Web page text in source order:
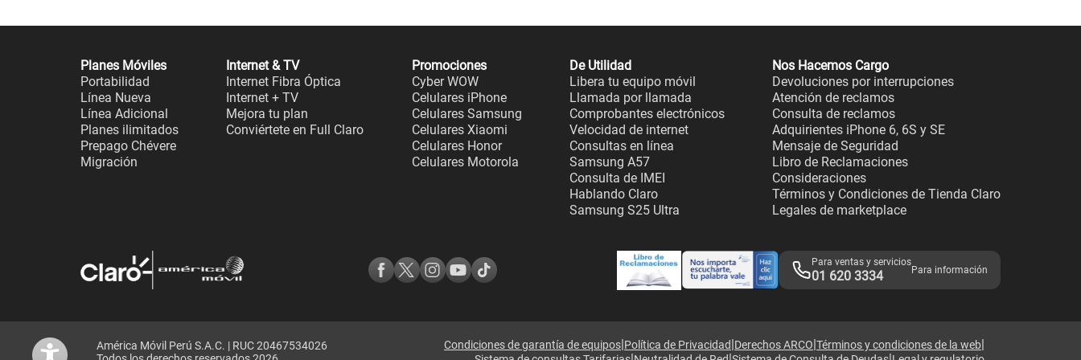
Planes Móviles
Portabilidad
Línea Nueva
Línea Adicional
Planes ilimitados
Prepago Chévere
Migración
Internet & TV
Internet Fibra Óptica
Internet + TV
Mejora tu plan
Conviértete en Full Claro
Promociones
Cyber WOW
Celulares iPhone
Celulares Samsung
Celulares Xiaomi
Celulares Honor
Celulares Motorola
De Utilidad
Libera tu equipo móvil
Llamada por llamada
Comprobantes electrónicos
Velocidad de internet
Consultas en línea
Samsung A57
Consulta de IMEI
Hablando Claro
Samsung S25 Ultra
Nos Hacemos Cargo
Devoluciones por interrupciones
Atención de reclamos
Consulta de reclamos
Adquirientes iPhone 6, 6S y SE
Mensaje de Seguridad
Libro de Reclamaciones
Consideraciones
Términos y Condiciones de Tienda Claro
Legales de marketplace
Para ventas y servicios
01 620 3334 Para información
América Móvil Perú S.A.C. | RUC 20467534026
Condiciones de garantía de equipos|Política de Privacidad|Derechos ARCO|Términos y condiciones de la web|